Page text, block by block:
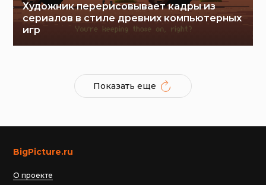
Художник перерисовывает кадры из
сериалов в стиле древних компьютерных
игр
Показать еще
BigPicture.ru
О проекте